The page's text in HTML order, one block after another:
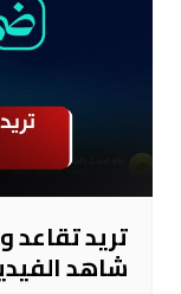
تريد
شاهد